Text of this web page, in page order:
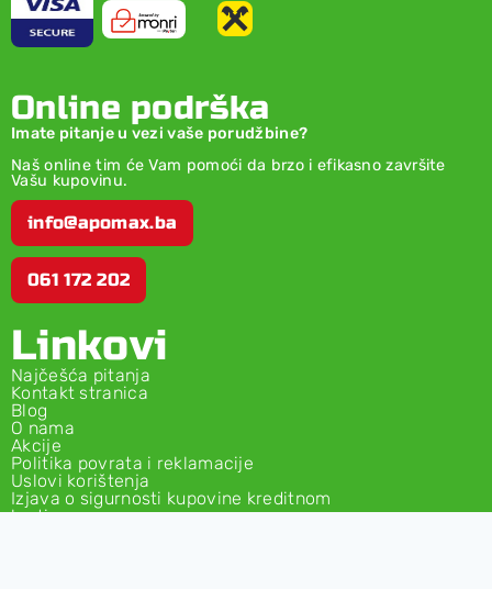
Online podrška
Imate pitanje u vezi vaše porudžbine?
Naš online tim će Vam pomoći da brzo i efikasno završite
Vašu kupovinu.
info@apomax.ba
061 172 202
Linkovi
Najčešća pitanja
Kontakt stranica
Blog
O nama
Akcije
Politika povrata i reklamacije
Uslovi korištenja
Izjava o sigurnosti kupovine kreditnom
karticom